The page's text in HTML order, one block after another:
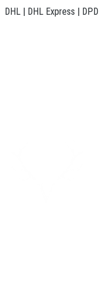
DHL | DHL Express | DPD